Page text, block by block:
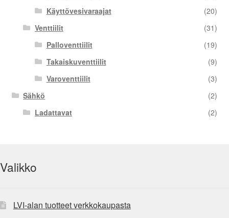
Käyttövesivaraajat
(20)
Venttiilit
(31)
Palloventtiilit
(19)
Takaiskuventtiilit
(9)
Varoventtiilit
(3)
Sähkö
(2)
Ladattavat
(2)
Valikko
LVI-alan tuotteet verkkokaupasta